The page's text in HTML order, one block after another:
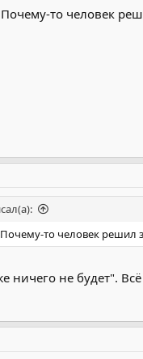
то человек
то человек решил
ничего не будет".